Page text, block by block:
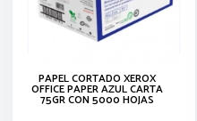
PAPEL CORTADO XEROX
OFFICE PAPER AZUL CARTA
75GR CON 5000 HOJAS